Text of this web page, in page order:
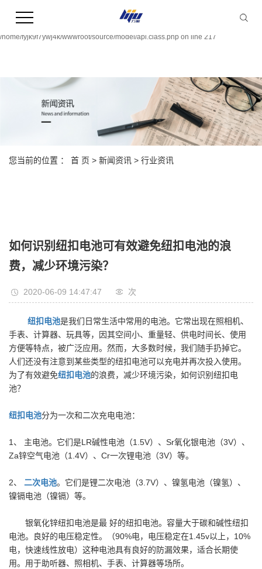
file_put_contents(/home/fyjk9f7ywj4k/wwwroot/source/cache/license_cache.php):
/home/fyjk9f7ywj4k/wwwroot/source/model/api.class.php on line 217
您当前的位置 ： 首 页 > 新闻资讯 > 行业资讯
如何识别纽扣电池可有效避免纽扣电池的浪
费，减少环境污染？
2020-06-09 14:47:47 次
纽扣电池是我们日常生活中常用的电池。它常出现在照相机、
手表、计算器、玩具等，因其空间小、重量轻、供电时间长、使用
方便等特点，被广泛应用。然而，大多数时候，我们随手扔掉它。
人们还没有注意到某些类型的纽扣电池可以充电并再次投入使用。
为了有效避免纽扣电池的浪费，减少环境污染，如何识别纽扣电
池？
纽扣电池分为一次和二次充电电池：
1、 主电池。它们是LR碱性电池（1.5V）、Sr氧化银电池（3V）、
Za锌空气电池（1.4V）、Cr一次锂电池（3V）等。
2、 二次电池。它们是锂二次电池（3.7V）、镍氢电池（镍氢）、
镍镉电池（镍镉）等。
银氧化锌纽扣电池是最 好的纽扣电池。容量大于碳和碱性纽扣
电池。良好的电压稳定性。（90%电，电压稳定在1.45v以上，10%
电，快速线性放电）这种电池具有良好的防漏效果，适合长期使
用。用于助听器、照相机、手表、计算器等场所。